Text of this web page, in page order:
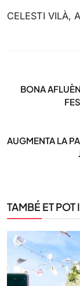
CELESTI VILÀ,
BONA
AUGMENTA LA
TAMBÉ ET POT